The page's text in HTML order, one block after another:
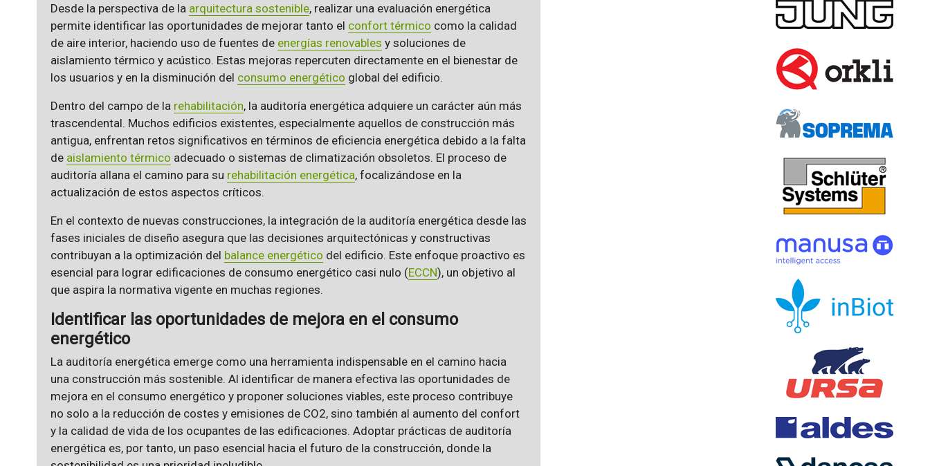
Desde la perspectiva de la arquitectura sostenible, realizar una evaluación energética
permite identificar las oportunidades de mejorar tanto el confort térmico como la calidad
de aire interior, haciendo uso de fuentes de energías renovables y soluciones de
aislamiento térmico y acústico. Estas mejoras repercuten directamente en el bienestar de
los usuarios y en la disminución del consumo energético global del edificio.
Dentro del campo de la rehabilitación, la auditoría energética adquiere un carácter aún más
trascendental. Muchos edificios existentes, especialmente aquellos de construcción más
antigua, enfrentan retos significativos en términos de eficiencia energética debido a la falta
de aislamiento térmico adecuado o sistemas de climatización obsoletos. El proceso de
auditoría allana el camino para su rehabilitación energética, focalizándose en la
actualización de estos aspectos críticos.
En el contexto de nuevas construcciones, la integración de la auditoría energética desde las
fases iniciales de diseño asegura que las decisiones arquitectónicas y constructivas
contribuyan a la optimización del balance energético del edificio. Este enfoque proactivo es
esencial para lograr edificaciones de consumo energético casi nulo (ECCN), un objetivo al
que aspira la normativa vigente en muchas regiones.
Identificar las oportunidades de mejora en el consumo
energético
La auditoría energética emerge como una herramienta indispensable en el camino hacia
una construcción más sostenible. Al identificar de manera efectiva las oportunidades de
mejora en el consumo energético y proponer soluciones viables, este proceso contribuye
no solo a la reducción de costes y emisiones de CO2, sino también al aumento del confort
y la calidad de vida de los ocupantes de las edificaciones. Adoptar prácticas de auditoría
energética es, por tanto, un paso esencial hacia el futuro de la construcción, donde la